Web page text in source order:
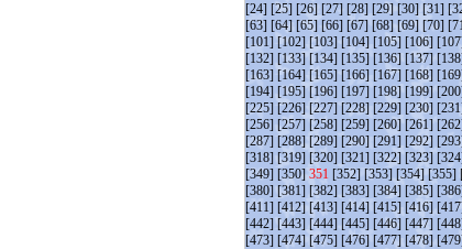
[24] [25] [26] [27] [28] [29] [30] [31]
[63] [64] [65] [66] [67] [68] [69] [70]
[101] [102] [103] [104] [105] [106]
[132] [133] [134] [135] [136] [137]
[163] [164] [165] [166] [167] [168]
[194] [195] [196] [197] [198] [199]
[225] [226] [227] [228] [229] [230]
[256] [257] [258] [259] [260] [261]
[287] [288] [289] [290] [291] [292]
[318] [319] [320] [321] [322] [323]
[349] [350] 351 [352] [353] [354] [355]
[380] [381] [382] [383] [384] [385]
[411] [412] [413] [414] [415] [416]
[442] [443] [444] [445] [446] [447]
[473] [474] [475] [476] [477] [478]